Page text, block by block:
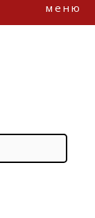
меню